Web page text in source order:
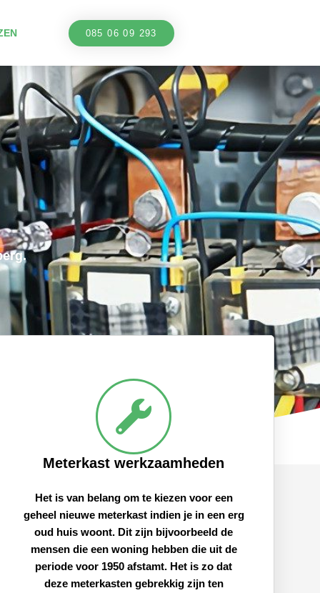
085 06 09 293
Meterkast werkzaamheden
Het is van belang om te kiezen voor een
geheel nieuwe meterkast indien je in een erg
oud huis woont. Dit zijn bijvoorbeeld de
mensen die een woning hebben die uit de
periode voor 1950 afstamt. Het is zo dat
deze meterkasten gebrekkig zijn ten